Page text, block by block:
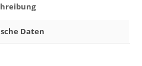
Daten